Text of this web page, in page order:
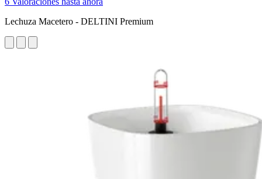
Lechuza Macetero - DELTINI Premium